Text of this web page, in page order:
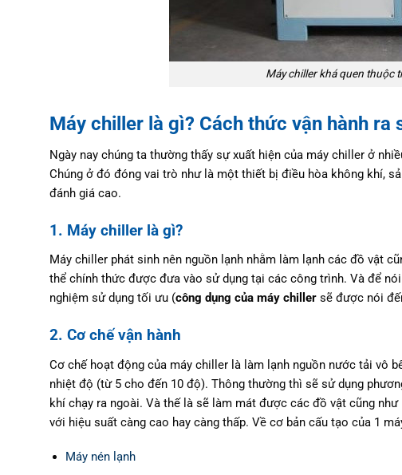
Máy chiller khá quen thuộc
Máy chiller là gì? Cách thức vận hành ra
Ngày nay chúng ta thường thấy sự xuất hiện của máy chiller ở
Chúng ở đó đóng vai trò như là một thiết bị điều hòa không khí,
đánh giá cao.
1. Máy chiller là gì?
Máy chiller phát sinh nên nguồn lạnh nhằm làm lạnh các đồ vật
thể chính thức được đưa vào sử dụng tại các công trình. Và để
nghiệm sử dụng tối ưu (công dụng của máy chiller sẽ được nói
2. Cơ chế vận hành
Cơ chế hoạt động của máy chiller là làm lạnh nguồn nước tải vô
nhiệt độ (từ 5 cho đến 10 độ). Thông thường thì sẽ sử dụng
khí chạy ra ngoài. Và thế là sẽ làm mát được các đồ vật cũng
với hiệu suất càng cao hay càng thấp. Về cơ bản cấu tạo của 1
Máy nén lạnh